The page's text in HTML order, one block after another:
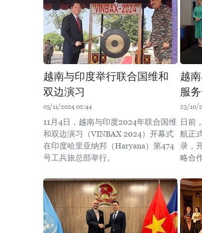
越南与印度举行联合国维和
双边演习
05/11/2024 02:44
11月4日，越南与印度2024年联合国维
和双边演习（VINBAX 2024）开幕式
在印度哈里亚纳邦（Haryana）第474
号工兵旅总部举行。
越
服
23/10/
日前
航正
录，
略合